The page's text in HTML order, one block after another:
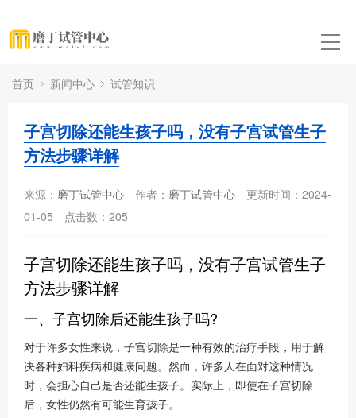
首页 新闻中心 试管知识
子宫切除还能生孩子吗，没有子宫试管生子
方法步骤详解
来源： 磨丁试管中心 作者： 磨丁试管中心
更新时间：2024-
01-05
点击数： 205
子宫切除还能生孩子吗，没有子宫试管生子
方法步骤详解
一、子宫切除后还能生孩子吗?
对于许多女性来说，子宫切除是一种有效的治疗手段，用于解
决各种妇科疾病和健康问题。然而，许多人在面对这种情况
时，会担心自己是否还能生孩子。实际上，即使在子宫切除
后，女性仍然有可能生育孩子。